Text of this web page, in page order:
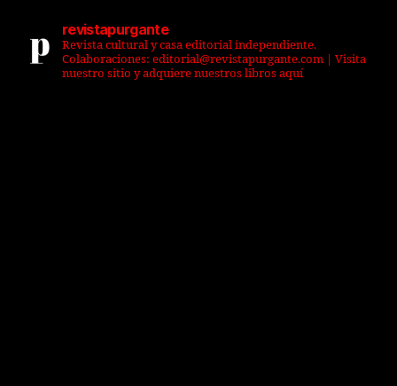
revistapurgante
Revista cultural y casa editorial independiente.
Colaboraciones: editorial@revistapurgante.com | Visita
nuestro sitio y adquiere nuestros libros aquí